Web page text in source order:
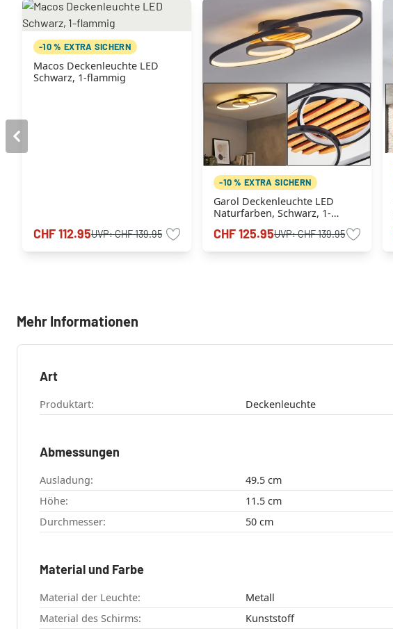
-10 % EXTRA SICHERN
Macos Deckenleuchte LED
Schwarz, 1-flammig
CHF 112.95UVP:CHF 139.95
-10 % EXTRA SICHERN
Garol Deckenleuchte LED
Naturfarben, Schwarz, 1-
CHF 125.95UVP:CHF 139.95
Mehr Informationen
Art
Produktart: Deckenleuchte
Abmessungen
Ausladung:
49.5 cm
Höhe:
11.5 cm
Durchmesser:
50 cm
Material und Farbe
Material der Leuchte:
Metall
Material des Schirms:
Kunststoff